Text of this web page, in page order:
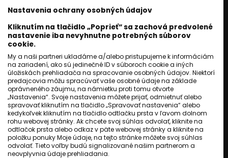
odzbrojenie.
Jozef Šivák
12 október 2025
2 min. čítania
ZAHRANIČIE
Hamas: Kým neuznáte
palestínsky štát, zbrane
nezložíme.
Jozef Šivák
02 august 2025
2 min. čítania
Nastavenia ochrany osobných údajov
Kliknutím na tlačidlo „Poprieť“ sa zachová predvolené
nastavenie iba nevyhnutne potrebných súborov
cookie.
My a naši partneri ukladáme a/alebo pristupujeme k informáciám
na zariadení, ako sú jedinečné ID v súboroch cookie a iných
úložiskách prehliadača na spracovanie osobných údajov. Niektorí
predajcovia môžu spracúvať vaše osobné údaje na základe
oprávneného záujmu, na námietku proti tomu otvorte
„Nastavenia“. Svoje nastavenia môžete prijať, odmietnuť alebo
spravovať kliknutím na tlačidlo „Spravovať nastavenia“ alebo
kedykoľvek kliknutím na tlačidlo odtlačku prsta v ľavom dolnom
rohu webovej stránky. Ak chcete svoj súhlas odvolať, kliknite na
odtlačok prsta alebo odkaz v päte webovej stránky a kliknite na
položku ponuky Moje údaje, na tejto stránke môžete svoj súhlas
odvolať. Tieto voľby budú signalizované našim partnerom a
neovplyvnia údaje prehliadania.